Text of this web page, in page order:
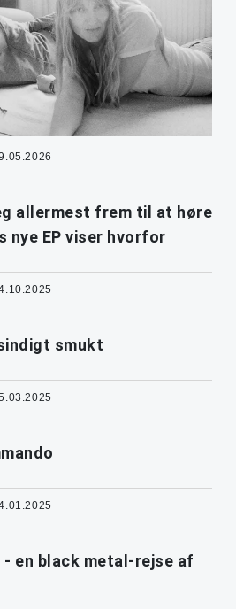
allermest frem til at høre
nye EP viser hvorfor
smukt
en black metal-rejse af